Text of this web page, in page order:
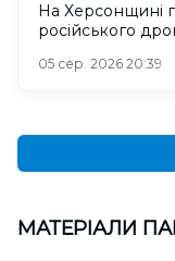
На Херсонщині
російського
05 сер. 2026 20:39
МАТЕРІАЛИ